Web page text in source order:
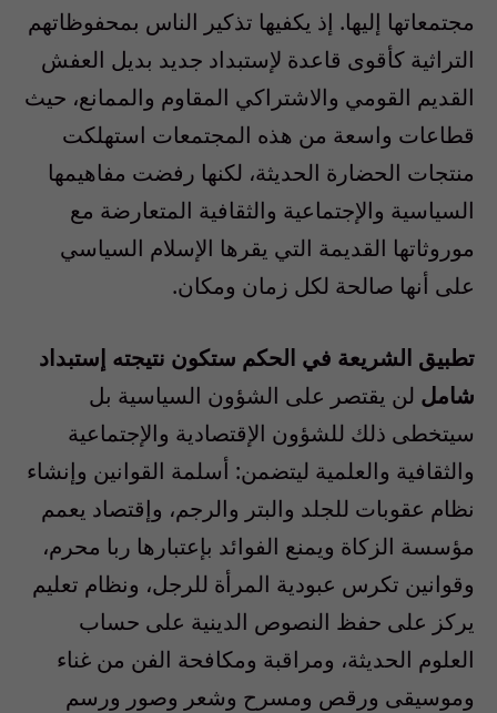
مجتمعاتها إليها. إذ يكفيها تذكير الناس بمحفوظاتهم
التراثية كأقوى قاعدة لإستبداد جديد بديل العفش
القديم القومي والاشتراكي المقاوم والممانع، حيث
قطاعات واسعة من هذه المجتمعات استهلكت
منتجات الحضارة الحديثة، لكنها رفضت مفاهيمها
السياسية والإجتماعية والثقافية المتعارضة مع
موروثاتها القديمة التي يقرها الإسلام السياسي
على أنها صالحة لكل زمان ومكان.
تطبيق الشريعة في الحكم ستكون نتيجته إستبداد
شامل لن يقتصر على الشؤون السياسية بل
سيتخطى ذلك للشؤون الإقتصادية والإجتماعية
والثقافية والعلمية ليتضمن: أسلمة القوانين وإنشاء
نظام عقوبات للجلد والبتر والرجم، وإقتصاد يعمم
مؤسسة الزكاة ويمنع الفوائد بإعتبارها ربا محرم،
وقوانين تكرس عبودية المرأة للرجل، ونظام تعليم
يركز على حفظ النصوص الدينية على حساب
العلوم الحديثة، ومراقبة ومكافحة الفن من غناء
وموسيقى ورقص ومسرح وشعر وصور ورسم